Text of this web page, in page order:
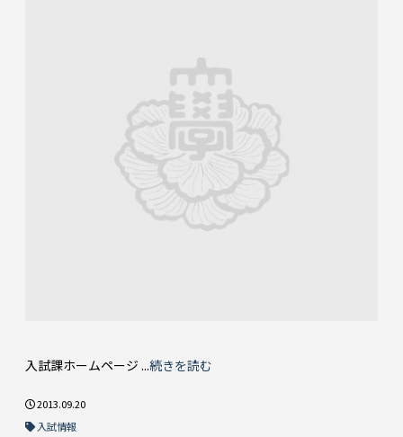
入試課ホームページ ...続きを読む
2013.09.20
入試情報